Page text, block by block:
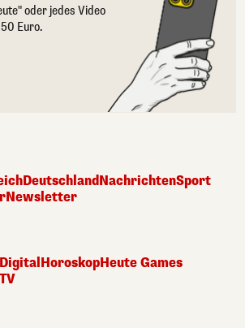
oder jedes Video
Euro.
DeutschlandNachrichtenSport
Newsletter
DigitalHoroskopHeute Games